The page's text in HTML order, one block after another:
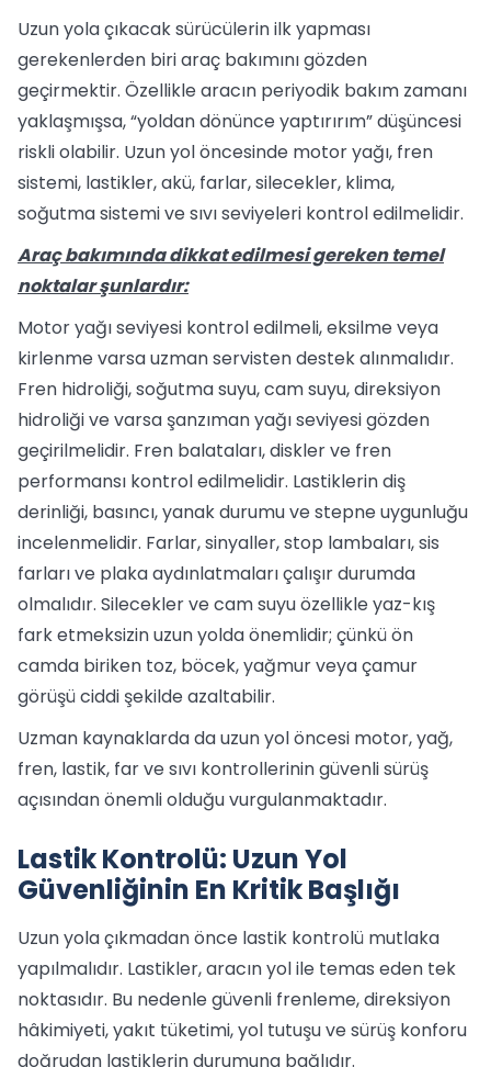
Uzun yola çıkacak sürücülerin ilk yapması
gerekenlerden biri araç bakımını gözden
geçirmektir. Özellikle aracın periyodik bakım zamanı
yaklaşmışsa, “yoldan dönünce yaptırırım” düşüncesi
riskli olabilir. Uzun yol öncesinde motor yağı, fren
sistemi, lastikler, akü, farlar, silecekler, klima,
soğutma sistemi ve sıvı seviyeleri kontrol edilmelidir.
Araç bakımında dikkat edilmesi gereken temel
noktalar şunlardır:
Motor yağı seviyesi kontrol edilmeli, eksilme veya
kirlenme varsa uzman servisten destek alınmalıdır.
Fren hidroliği, soğutma suyu, cam suyu, direksiyon
hidroliği ve varsa şanzıman yağı seviyesi gözden
geçirilmelidir. Fren balataları, diskler ve fren
performansı kontrol edilmelidir. Lastiklerin diş
derinliği, basıncı, yanak durumu ve stepne uygunluğu
incelenmelidir. Farlar, sinyaller, stop lambaları, sis
farları ve plaka aydınlatmaları çalışır durumda
olmalıdır. Silecekler ve cam suyu özellikle yaz-kış
fark etmeksizin uzun yolda önemlidir; çünkü ön
camda biriken toz, böcek, yağmur veya çamur
görüşü ciddi şekilde azaltabilir.
Uzman kaynaklarda da uzun yol öncesi motor, yağ,
fren, lastik, far ve sıvı kontrollerinin güvenli sürüş
açısından önemli olduğu vurgulanmaktadır.
Lastik Kontrolü: Uzun Yol
Güvenliğinin En Kritik Başlığı
Uzun yola çıkmadan önce lastik kontrolü mutlaka
yapılmalıdır. Lastikler, aracın yol ile temas eden tek
noktasıdır. Bu nedenle güvenli frenleme, direksiyon
hâkimiyeti, yakıt tüketimi, yol tutuşu ve sürüş konforu
doğrudan lastiklerin durumuna bağlıdır.